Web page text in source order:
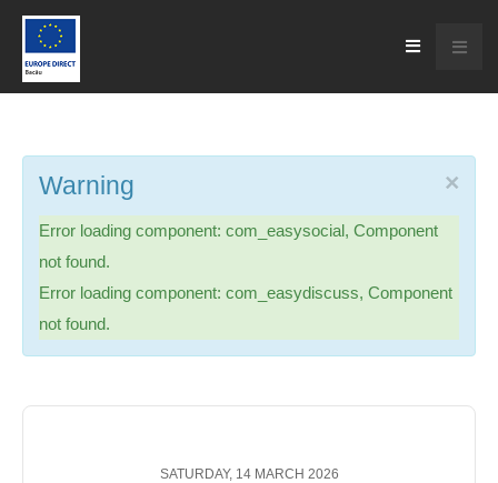
×
Warning
Error loading component: com_easysocial, Component
not found.
Error loading component: com_easydiscuss, Component
not found.
SATURDAY, 14 MARCH 2026